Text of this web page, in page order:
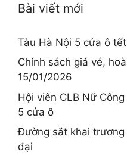
Bài viết mới
Tàu Hà Nội 5 cửa ô
Chính sách giá vé,
15/01/2026
Hội viên CLB Nữ
5 cửa ô
Đường sắt khai trương
đại